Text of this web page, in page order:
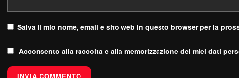
Salva il mio nome, email e sito web in questo browser per la
Acconsento alla raccolta e alla memorizzazione dei miei dati